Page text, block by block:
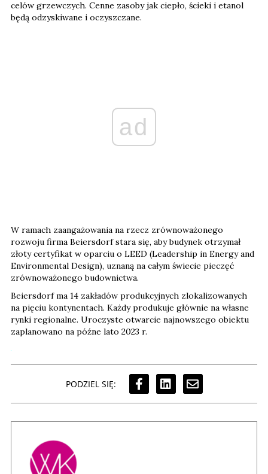
celów grzewczych. Cenne zasoby jak ciepło, ścieki i etanol
będą odzyskiwane i oczyszczane.
ad
W ramach zaangażowania na rzecz zrównoważonego
rozwoju firma Beiersdorf stara się, aby budynek otrzymał
złoty certyfikat w oparciu o LEED (Leadership in Energy and
Environmental Design), uznaną na całym świecie pieczęć
zrównoważonego budownictwa.
Beiersdorf ma 14 zakładów produkcyjnych zlokalizowanych
na pięciu kontynentach. Każdy produkuje głównie na własne
rynki regionalne. Uroczyste otwarcie najnowszego obiektu
zaplanowano na późne lato 2023 r.
PODZIEL SIĘ: